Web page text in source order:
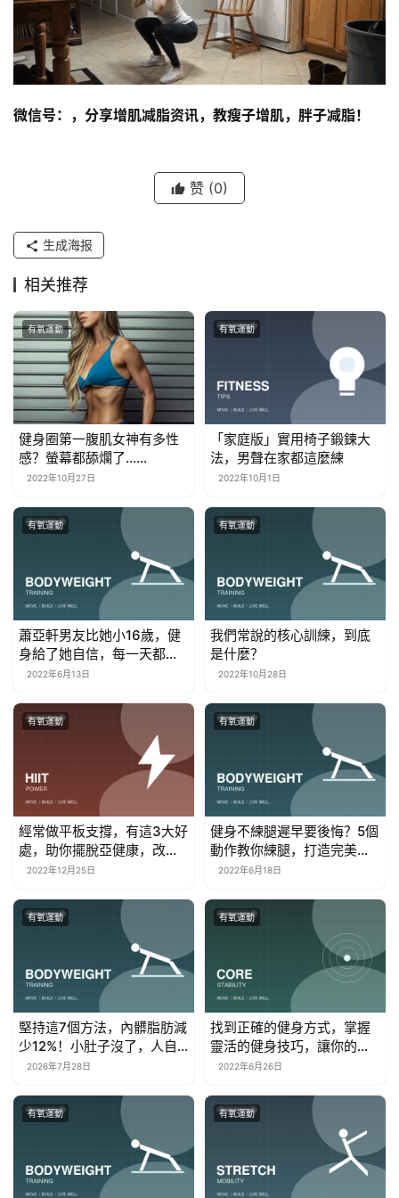
微信号：，分享增肌减脂资讯，教瘦子增肌，胖子减脂！
赞 (0)
生成海报
相关推荐
有氧運動
健身圈第一腹肌女神有多性
感？螢幕都舔爛了……
2022年10月27日
有氧運動
「家庭版」實用椅子鍛鍊大
法，男聲在家都這麼練
2022年10月1日
有氧運動
蕭亞軒男友比她小16歲，健
身給了她自信，每一天都是
少女
2022年6月13日
有氧運動
我們常說的核心訓練，到底
是什麼？
2022年10月28日
有氧運動
經常做平板支撐，有這3大好
處，助你擺脫亞健康，改變
不良體態
2022年12月25日
有氧運動
健身不練腿遲早要後悔？5個
動作教你練腿，打造完美下
肢2022年6月18日
有氧運動
堅持這7個方法，內髒脂肪減
少12%！小肚子沒了，人自
然也就瘦了
2026年7月28日
有氧運動
找到正確的健身方式，掌握
靈活的健身技巧，讓你的健
身更加高效
2022年6月26日
有氧運動 有氧運動